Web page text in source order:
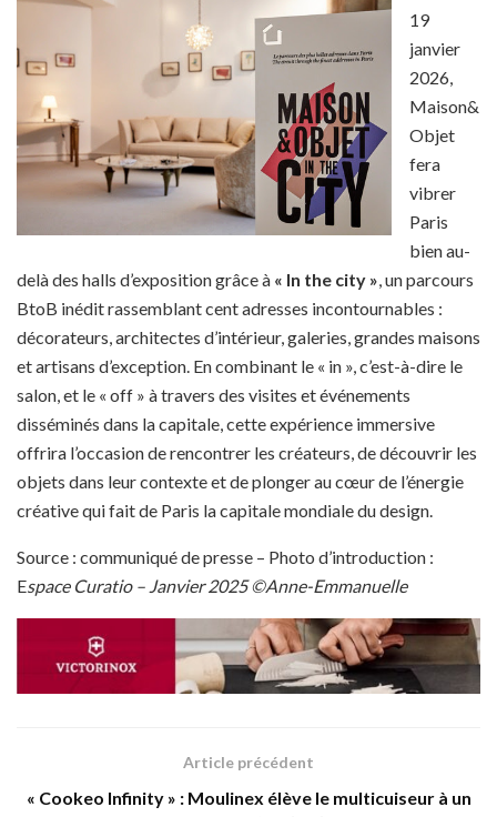
19
janvier
2026,
Maison&
Objet
fera
vibrer
Paris
bien au-
delà des halls d’exposition grâce à « In the city » , un parcours
BtoB inédit rassemblant cent adresses incontournables :
décorateurs, architectes d’intérieur, galeries, grandes maisons
et artisans d’exception. En combinant le « in », c’est-à-dire le
salon, et le « off » à travers des visites et événements
disséminés dans la capitale, cette expérience immersive
offrira l’occasion de rencontrer les créateurs, de découvrir les
objets dans leur contexte et de plonger au cœur de l’énergie
créative qui fait de Paris la capitale mondiale du design.
Source : communiqué de presse – Photo d’introduction :
Espace Curatio – Janvier 2025 ©Anne-Emmanuelle
Article précédent
« Cookeo Infinity » : Moulinex élève le multicuiseur à un